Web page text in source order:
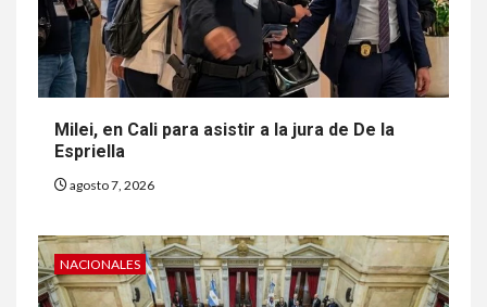
Milei, en Cali para asistir a la jura de De la
Espriella
agosto 7, 2026
NACIONALES